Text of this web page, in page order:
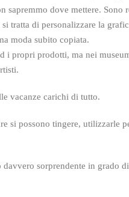
dove mettere. Sono
tratta di personalizzare la
moda subito copiata.
i propri prodotti, ma nei
vacanze carichi di tutto.
si possono tingere, utilizzarle
sorprendente in grado